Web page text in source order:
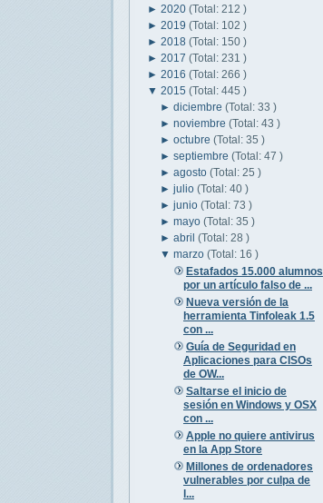
► 2020 (Total: 212 )
► 2019 (Total: 102 )
► 2018 (Total: 150 )
► 2017 (Total: 231 )
► 2016 (Total: 266 )
▼ 2015 (Total: 445 )
►diciembre(Total: 33 )
►noviembre(Total: 43 )
►octubre(Total: 35 )
►septiembre(Total: 47 )
►agosto(Total: 25 )
►julio(Total: 40 )
►junio(Total: 73 )
►mayo(Total: 35 )
►abril(Total: 28 )
▼marzo(Total: 16 )
Estafados 15.000 alumnos
por un artículo falso de ...
Nueva versión de la
herramienta Tinfoleak 1.5
con ...
Guía de Seguridad en
Aplicaciones para CISOs
de OW...
Saltarse el inicio de
sesión en Windows y OSX
con ...
Apple no quiere antivirus
en la App Store
Millones de ordenadores
vulnerables por culpa de
l...